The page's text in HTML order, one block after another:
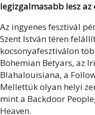
legizgalmasabb lesz
Az ingyenes fesztivál
Szent István téren
kocsonyafesztiválon
Bohemian Betyars, az
Blahalouisiana, a
Mellettük olyan helyi
mint a Backdoor
Heaven.